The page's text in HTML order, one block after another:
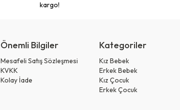
kargo!
Önemli Bilgiler
Mesafeli Satış Sözleşmesi
KVKK
Kolay İade
Kategoriler
Kız Bebek
Erkek Bebek
Kız Çocuk
Erkek Çocuk